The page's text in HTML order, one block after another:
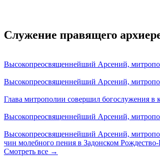
Служение правящего
Высокопреосвященнейший Арсений,
Высокопреосвященнейший Арсений,
Глава митрополии совершил богослужения в
Высокопреосвященнейший Арсений,
Высокопреосвященнейший Арсений,
чин молебного пения в Задонском
Смотреть все →